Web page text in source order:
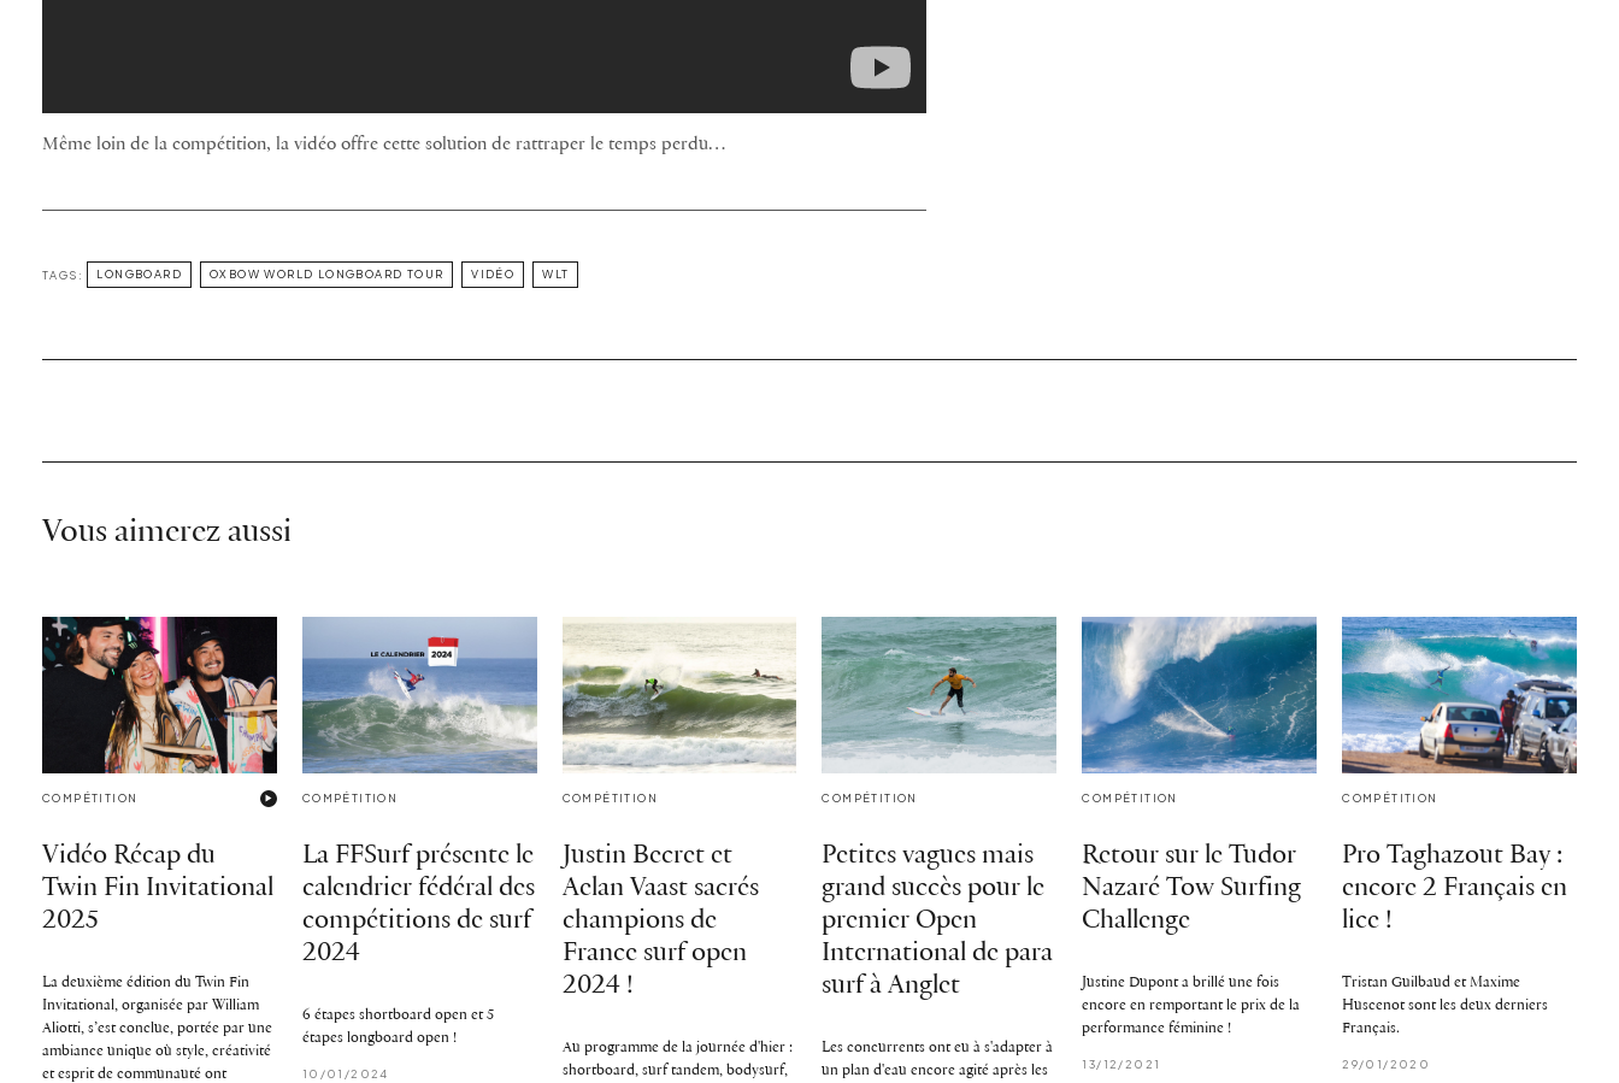
Même loin de la compétition, la vidéo offre cette solution de rattraper le temps perdu…
TAGS: LONGBOARD OXBOW WORLD LONGBOARD TOUR VIDÉO WLT
Vous aimerez aussi
COMPÉTITION
Vidéo Récap du
Twin Fin Invitational
2025
La deuxième édition du Twin Fin
Invitational, organisée par William
Aliotti, s’est conclue, portée par une
ambiance unique où style, créativité
et esprit de communauté ont
COMPÉTITION
La FFSurf présente le
calendrier fédéral des
compétitions de surf
2024
6 étapes shortboard open et 5
étapes longboard open !
10/01/2024
COMPÉTITION
Justin Becret et
Aelan Vaast sacrés
champions de
France surf open
2024 !
Au programme de la journée d'hier :
shortboard, surf tandem, bodysurf,
COMPÉTITION
Petites vagues mais
grand succès pour le
premier Open
International de para
surf à Anglet
Les concurrents ont eu à s'adapter à
un plan d'eau encore agité après les
COMPÉTITION
Retour sur le Tudor
Nazaré Tow Surfing
Challenge
Justine Dupont a brillé une fois
encore en remportant le prix de la
performance féminine !
13/12/2021
COMPÉTITION
Pro Taghazout Bay :
encore 2 Français en
lice !
Tristan Guilbaud et Maxime
Huscenot sont les deux derniers
Français.
29/01/2020